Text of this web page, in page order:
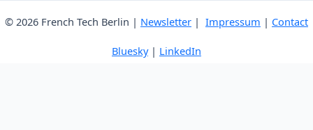
© 2026 French Tech Berlin | Newsletter | Impressum | Contact
Bluesky| LinkedIn